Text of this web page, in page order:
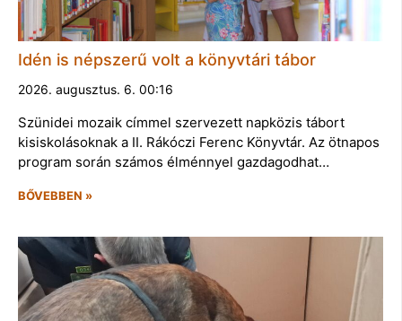
Idén is népszerű volt a könyvtári tábor
2026. augusztus. 6. 00:16
Szünidei mozaik címmel szervezett napközis tábort
kisiskolásoknak a II. Rákóczi Ferenc Könyvtár. Az ötnapos
program során számos élménnyel gazdagodhat…
BŐVEBBEN »